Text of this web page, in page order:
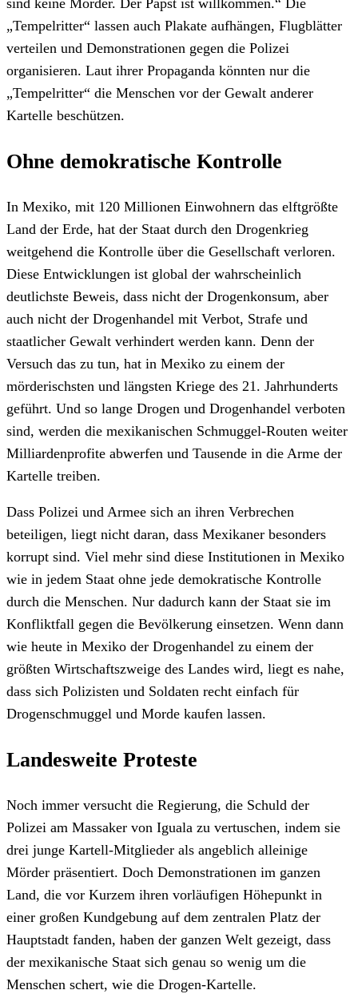
„Tempelritter“ lassen auch Plakate aufhängen, Flugblätter
verteilen und Demonstrationen gegen die Polizei
organisieren. Laut ihrer Propaganda könnten nur die
„Tempelritter“ die Menschen vor der Gewalt anderer
Kartelle beschützen.
Ohne demokratische Kontrolle
In Mexiko, mit 120 Millionen Einwohnern das elftgrößte
Land der Erde, hat der Staat durch den Drogenkrieg
weitgehend die Kontrolle über die Gesellschaft verloren.
Diese Entwicklungen ist global der wahrscheinlich
deutlichste Beweis, dass nicht der Drogenkonsum, aber
auch nicht der Drogenhandel mit Verbot, Strafe und
staatlicher Gewalt verhindert werden kann. Denn der
Versuch das zu tun, hat in Mexiko zu einem der
mörderischsten und längsten Kriege des 21. Jahrhunderts
geführt. Und so lange Drogen und Drogenhandel verboten
sind, werden die mexikanischen Schmuggel-Routen weiter
Milliardenprofite abwerfen und Tausende in die Arme der
Kartelle treiben.
Dass Polizei und Armee sich an ihren Verbrechen
beteiligen, liegt nicht daran, dass Mexikaner besonders
korrupt sind. Viel mehr sind diese Institutionen in Mexiko
wie in jedem Staat ohne jede demokratische Kontrolle
durch die Menschen. Nur dadurch kann der Staat sie im
Konfliktfall gegen die Bevölkerung einsetzen. Wenn dann
wie heute in Mexiko der Drogenhandel zu einem der
größten Wirtschaftszweige des Landes wird, liegt es nahe,
dass sich Polizisten und Soldaten recht einfach für
Drogenschmuggel und Morde kaufen lassen.
Landesweite Proteste
Noch immer versucht die Regierung, die Schuld der
Polizei am Massaker von Iguala zu vertuschen, indem sie
drei junge Kartell-Mitglieder als angeblich alleinige
Mörder präsentiert. Doch Demonstrationen im ganzen
Land, die vor Kurzem ihren vorläufigen Höhepunkt in
einer großen Kundgebung auf dem zentralen Platz der
Hauptstadt fanden, haben der ganzen Welt gezeigt, dass
der mexikanische Staat sich genau so wenig um die
Menschen schert, wie die Drogen-Kartelle.